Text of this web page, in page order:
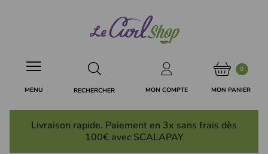
MON COMPTE
0
MON PANIER
RECHERCHER
MENU
Livraison rapide. Paiement en 3x sans frais dès
100€ avec SCALAPAY